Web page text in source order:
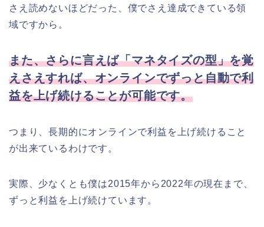
さえ読めないほどだった、僕でさえ達成できている領
域ですから。
また、さらに言えば「マネタイズの型」を覚
えさえすれば、オンラインでずっと自動で利
益を上げ続けることが可能です。
つまり、長期的にオンラインで利益を上げ続けること
が出来ているわけです。
実際、少なくとも僕は2015年から2022年の現在まで、
ずっと利益を上げ続けています。